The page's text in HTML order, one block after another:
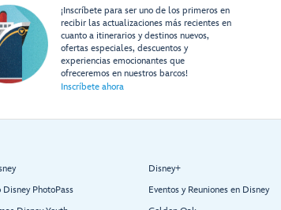
¡Inscríbete para ser uno de los primeros en
recibir las actualizaciones más recientes en
cuanto a itinerarios y destinos nuevos,
ofertas especiales, descuentos y
experiencias emocionantes que
ofreceremos en nuestros barcos!
Inscríbete ahora
Disney PhotoPass
Disney+
Eventos y Reuniones en Disney